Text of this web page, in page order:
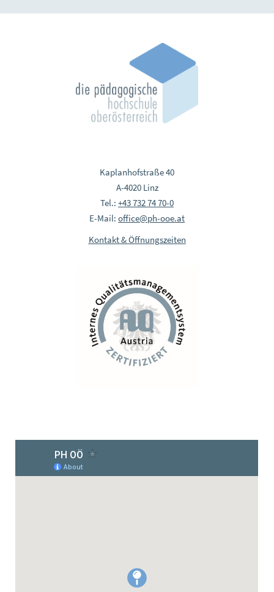
Kaplanhofstraße 40
A-4020 Linz
Tel.: +43 732 74 70-0
E-Mail: office@ph-ooe.at
Kontakt & Öffnungszeiten